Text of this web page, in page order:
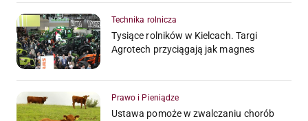
Technika rolnicza
Tysiące rolników w Kielcach. Targi
Agrotech przyciągają jak magnes
Prawo i Pieniądze
Ustawa pomoże w zwalczaniu chorób